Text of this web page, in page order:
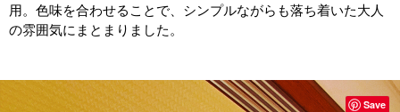
用。色味を合わせることで、シンプルながらも落ち着いた大人
の雰囲気にまとまりました。
Save